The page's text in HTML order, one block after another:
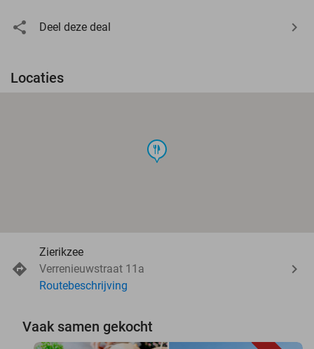
Deel deze deal
Locaties
food
Zierikzee
Verrenieuwstraat 11a
Routebeschrijving
Vaak samen gekocht